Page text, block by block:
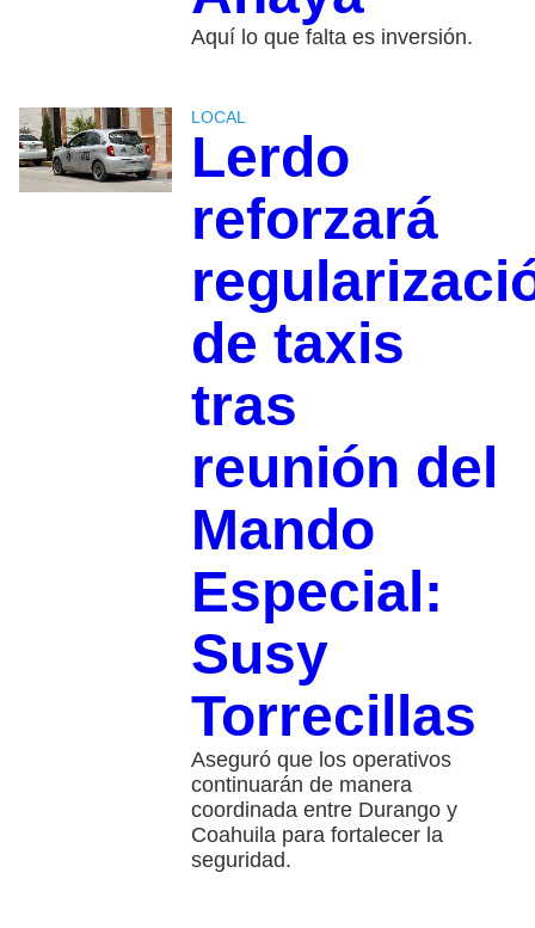
Aquí lo que falta es inversión.
LOCAL
Lerdo
reforzará
de taxis
tras
reunión del
Mando
Especial:
Susy
Torrecillas
Aseguró que los operativos
continuarán de manera
coordinada entre Durango y
Coahuila para fortalecer la
seguridad.